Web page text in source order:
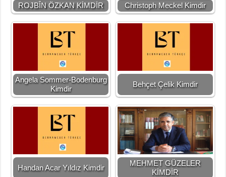
ROJBÎN ÖZKAN KİMDİR Christoph Meckel Kimdir
Angela Sommer-Bodenburg
Kimdir
Behçet Çelik Kimdir
Handan Acar Yıldız Kimdir
MEHMET GÜZELER
KİMDİR